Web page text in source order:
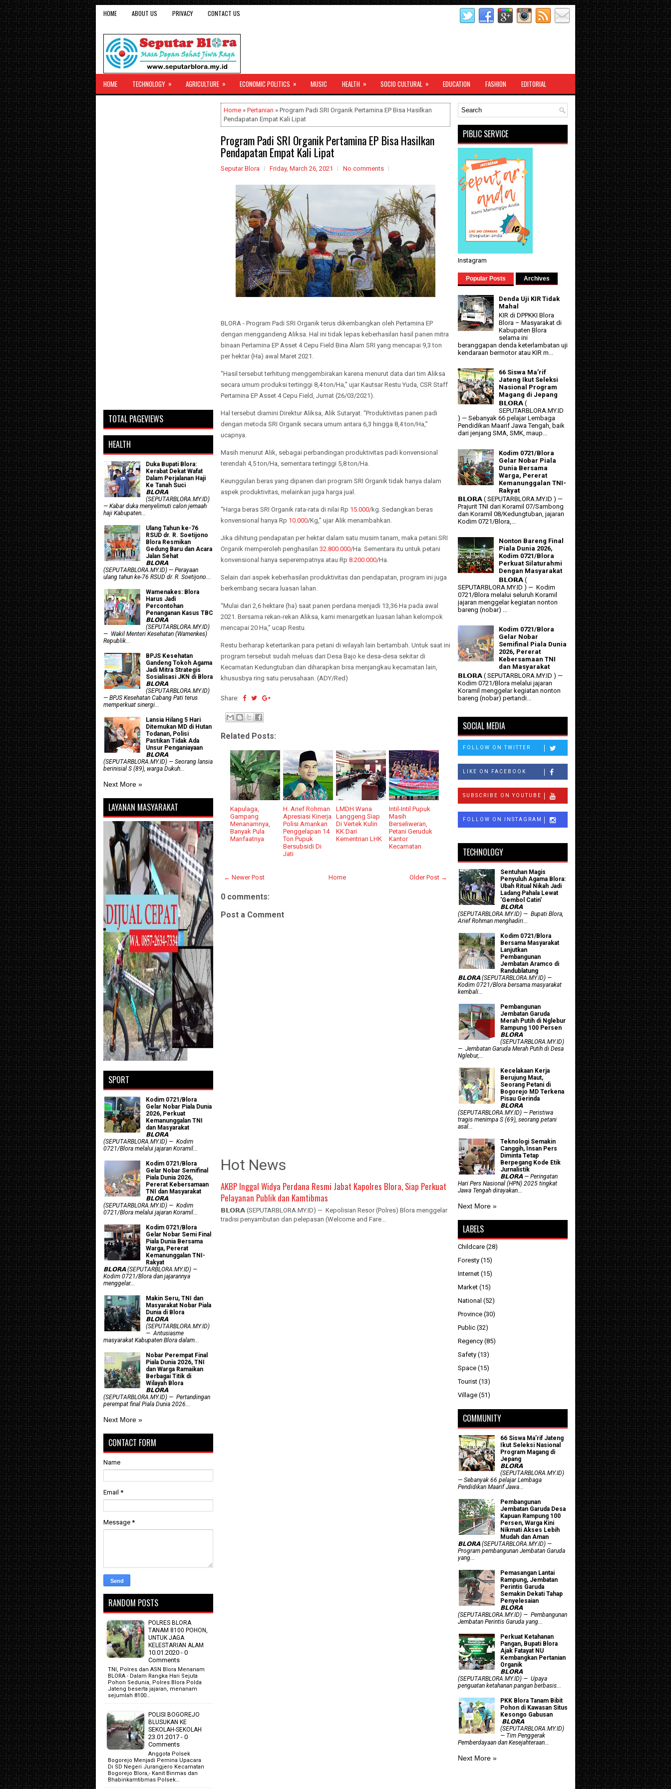
HOME ABOUT US PRIVACY CONTACT US
HOME TECHNOLOGY » AGRICULTURE » ECONOMIC POLITICS » MUSIC HEALTH » SOCIO CULTURAL » EDUCATION FASHION EDITORIAL
Home » Pertanian » Program Padi SRI Organik Pertamina EP Bisa Hasilkan
Pendapatan Empat Kali Lipat
Program Padi SRI Organik Pertamina EP Bisa Hasilkan
Pendapatan Empat Kali Lipat
Seputar Blora Friday, March 26, 2021 No comments
BLORA - Program Padi SRI Organik terus dikembangkan oleh Pertamina EP
dengan menggandeng Aliksa. Hal ini tidak lepas keberhasilan hasil panen mitra
binaan Pertamina EP Asset 4 Cepu Field Bina Alam SRI yang mencapai 9,3 ton
per hektar (Ha) awal Maret 2021.
“Hasil tersebut terhitung menggembirakan karena menurut data dari tim Aliksa
secara umum produksi tertinggi 8,4 ton/Ha,” ujar Kautsar Restu Yuda, CSR Staff
Pertamina EP Asset 4 Cepu Field, Jumat (26/03/2021).
Hal tersebut diamini Direktur Aliksa, Alik Sutaryat. “Produktivitas panen padi
dengan metoda SRI Organik secara umum antara 6,3 hingga 8,4 ton/Ha,”
ucapnya.
Masih menurut Alik, sebagai perbandingan produktivitas padi konvensional
terendah 4,5 ton/Ha, sementara tertinggi 5,8 ton/Ha.
Keunggulan beras yang dipanen dari program SRI Organik tidak hanya dalam
aspek produktivitas, melainkan juga harga jual.
“Harga beras SRI Organik rata-rata di nilai Rp 15.000/kg. Sedangkan beras
konvensional hanya Rp 10.000/Kg,” ujar Alik menambahkan.
Jika dihitung pendapatan per hektar dalam satu musim tanam, maka petani SRI
Organik memperoleh penghasilan 32.800.000/Ha. Sementara itu untuk petani
konvensional hanya seperempatnya atau Rp 8.200.000/Ha.
Selain dari aspek keberhasilan produktivitas dan pendapatan, program ini juga
berkembang secara luasan lahan.
“Mulai dari 2,6 hektare (ha) saat panen perdana menjadi 13,36 Ha pada awal
2021. Bersama rekan-rekan Aliksa, kami menargetkan luasan lahan kelompok
mencapai 20 Ha,” ucap Restu.
Restu berharap ketertarikan para petani di wilayah lain bertambah. Untuk saat ini
program tersebut sudah meluas dari Desa Bajo ke desa-desa sekitar di
Kecamatan Kedungtuban dan diharapkan bisa menjangkau kecamatan lain,
khususbya ring satu perusahaan. (ADY/Red)
Share:
Related Posts:
Kapulaga,
Gampang
Menanamnya,
Banyak Pula
Manfaatnya
H. Arief Rohman
Apresiasi Kinerja
Polisi Amankan
Penggelapan 14
Ton Pupuk
Bersubsidi Di
Jati
LMDH Wana
Langgeng Siap
Di Vertek Kulin
KK Dari
Kementrian LHK
Intil-Intil Pupuk
Masih
Berseliweran,
Petani Geruduk
Kantor
Kecamatan
← Newer Post Older Post →
Home
0 comments:
Post a Comment
Hot News
AKBP Inggal Widya Perdana Resmi Jabat Kapolres Blora, Siap Perkuat
Pelayanan Publik dan Kamtibmas
𝗕𝗟𝗢𝗥𝗔 (SEPUTARBLORA.MY.ID) — Kepolisian Resor (Polres) Blora menggelar
tradisi penyambutan dan pelepasan (Welcome and Fare...
TOTAL PAGEVIEWS
HEALTH
Duka Bupati Blora:
Kerabat Dekat Wafat
Dalam Perjalanan Haji
Ke Tanah Suci
𝗕𝗟𝗢𝗥𝗔
(SEPUTARBLORA.MY.ID)
— Kabar duka menyelimuti calon jemaah
haji Kabupaten...
Ulang Tahun ke-76
RSUD dr. R. Soetijono
Blora Resmikan
Gedung Baru dan Acara
Jalan Sehat
𝗕𝗟𝗢𝗥𝗔
(SEPUTARBLORA.MY.ID) — Perayaan
ulang tahun ke-76 RSUD dr. R. Soetijono...
Wamenakes: Blora
Harus Jadi
Percontohan
Penanganan Kasus TBC
𝗕𝗟𝗢𝗥𝗔
(SEPUTARBLORA.MY.ID)
— Wakil Menteri Kesehatan (Wamenkes)
Republik...
BPJS Kesehatan
Gandeng Tokoh Agama
Jadi Mitra Strategis
Sosialisasi JKN di Blora
𝗕𝗟𝗢𝗥𝗔
(SEPUTARBLORA.MY.ID)
— BPJS Kesehatan Cabang Pati terus
memperkuat sinergi...
Lansia Hilang 5 Hari
Ditemukan MD di Hutan
Todanan, Polisi
Pastikan Tidak Ada
Unsur Penganiayaan
𝗕𝗟𝗢𝗥𝗔
(SEPUTARBLORA.MY.ID) — Seorang lansia
berinisial S (89), warga Dukuh...
Next More »
LAYANAN MASYARAKAT
SPORT
Kodim 0721/Blora
Gelar Nobar Piala Dunia
2026, Perkuat
Kemanunggalan TNI
dan Masyarakat
𝗕𝗟𝗢𝗥𝗔
(SEPUTARBLORA.MY.ID) — Kodim
0721/Blora melalui jajaran Koramil...
Kodim 0721/Blora
Gelar Nobar Semifinal
Piala Dunia 2026,
Pererat Kebersamaan
TNI dan Masyarakat
𝗕𝗟𝗢𝗥𝗔
(SEPUTARBLORA.MY.ID) — Kodim
0721/Blora melalui jajaran Koramil...
Kodim 0721/Blora
Gelar Nobar Semi Final
Piala Dunia Bersama
Warga, Pererat
Kemanunggalan TNI-
Rakyat
𝗕𝗟𝗢𝗥𝗔 (SEPUTARBLORA.MY.ID) —
Kodim 0721/Blora dan jajarannya
menggelar...
Makin Seru, TNI dan
Masyarakat Nobar Piala
Dunia di Blora
𝗕𝗟𝗢𝗥𝗔
(SEPUTARBLORA.MY.ID)
— Antusiasme
masyarakat Kabupaten Blora dalam...
Nobar Perempat Final
Piala Dunia 2026, TNI
dan Warga Ramaikan
Berbagai Titik di
Wilayah Blora
𝗕𝗟𝗢𝗥𝗔
(SEPUTARBLORA.MY.ID) — Pertandingan
perempat final Piala Dunia 2026...
Next More »
CONTACT FORM
Name
Email *
Message *
RANDOM POSTS
POLRES BLORA
TANAM 8100 POHON,
UNTUK JAGA
KELESTARIAN ALAM
10.01.2020 - 0
Comments
TNI, Polres dan ASN Blora Menanam
BLORA - Dalam Rangka Hari Sejuta
Pohon Sedunia, Polres Blora Polda
Jateng beserta jajaran, menanam
sejumlah 8100…
POLISI BOGOREJO
BLUSUKAN KE
SEKOLAH-SEKOLAH
23.01.2017 - 0
Comments
Anggota Polsek
Bogorejo Menjadi Pemina Upacara
Di SD Negeri Jurangjero Kecamatan
Bogorejo Blora,- Kanit Binmas dan
Bhabinkamtibmas Polsek…
PIBLIC SERVICE
Instagram
Popular Posts Archives
Denda Uji KIR Tidak
Mahal
KIR di DPPKKI Blora
Blora – Masyarakat di
Kabupaten Blora
selama ini
beranggapan denda keterlambatan uji
kendaraan bermotor atau KIR m...
66 Siswa Ma’rif
Jateng Ikut Seleksi
Nasional Program
Magang di Jepang
𝗕𝗟𝗢𝗥𝗔 (
SEPUTARBLORA.MY.ID
) — Sebanyak 66 pelajar Lembaga
Pendidikan Maarif Jawa Tengah, baik
dari jenjang SMA, SMK, maup...
Kodim 0721/Blora
Gelar Nobar Piala
Dunia Bersama
Warga, Pererat
Kemanunggalan TNI-
Rakyat
𝗕𝗟𝗢𝗥𝗔 ( SEPUTARBLORA.MY.ID ) —
Prajurit TNI dari Koramil 07/Sambong
dan Koramil 08/Kedungtuban, jajaran
Kodim 0721/Blora,...
Nonton Bareng Final
Piala Dunia 2026,
Kodim 0721/Blora
Perkuat Silaturahmi
Dengan Masyarakat
𝗕𝗟𝗢𝗥𝗔 (
SEPUTARBLORA.MY.ID ) — Kodim
0721/Blora melalui seluruh Koramil
jajaran menggelar kegiatan nonton
bareng (nobar) ...
Kodim 0721/Blora
Gelar Nobar
Semifinal Piala Dunia
2026, Pererat
Kebersamaan TNI
dan Masyarakat
𝗕𝗟𝗢𝗥𝗔 ( SEPUTARBLORA.MY.ID ) —
Kodim 0721/Blora melalui jajaran
Koramil menggelar kegiatan nonton
bareng (nobar) pertandi...
SOCIAL MEDIA
FOLLOW ON TWITTER
LIKE ON FACEBOOK
SUBSCRIBE ON YOUTUBE
FOLLOW ON INSTAGRAM
TECHNOLOGY
Sentuhan Magis
Penyuluh Agama Blora:
Ubah Ritual Nikah Jadi
Ladang Pahala Lewat
'Gembol Catin'
𝗕𝗟𝗢𝗥𝗔
(SEPUTARBLORA.MY.ID) — Bupati Blora,
Arief Rohman menghadiri...
Kodim 0721/Blora
Bersama Masyarakat
Lanjutkan
Pembangunan
Jembatan Aramco di
Randublatung
𝗕𝗟𝗢𝗥𝗔 (SEPUTARBLORA.MY.ID) —
Kodim 0721/Blora bersama masyarakat
kembali...
Pembangunan
Jembatan Garuda
Merah Putih di Nglebur
Rampung 100 Persen
𝗕𝗟𝗢𝗥𝗔
(SEPUTARBLORA.MY.ID)
— Jembatan Garuda Merah Putih di Desa
Nglebur,...
Kecelakaan Kerja
Berujung Maut,
Seorang Petani di
Bogorejo MD Terkena
Pisau Gerinda
𝗕𝗟𝗢𝗥𝗔
(SEPUTARBLORA.MY.ID) — Peristiwa
tragis menimpa S (69), seorang petani
asal...
Teknologi Semakin
Canggih, Insan Pers
Diminta Tetap
Berpegang Kode Etik
Jurnalistik
𝗕𝗟𝗢𝗥𝗔 — Peringatan
Hari Pers Nasional (HPN) 2025 tingkat
Jawa Tengah dirayakan...
Next More »
LABELS
Childcare (28)
Foresty (15)
Internet (15)
Market (15)
National (52)
Province (30)
Public (32)
Regency (85)
Safety (13)
Space (15)
Tourist (13)
Village (51)
COMMUNITY
66 Siswa Ma’rif Jateng
Ikut Seleksi Nasional
Program Magang di
Jepang
𝗕𝗟𝗢𝗥𝗔
(SEPUTARBLORA.MY.ID)
— Sebanyak 66 pelajar Lembaga
Pendidikan Maarif Jawa...
Pembangunan
Jembatan Garuda Desa
Kapuan Rampung 100
Persen, Warga Kini
Nikmati Akses Lebih
Mudah dan Aman
𝗕𝗟𝗢𝗥𝗔 (SEPUTARBLORA.MY.ID) —
Program pembangunan Jembatan Garuda
yang...
Pemasangan Lantai
Rampung, Jembatan
Perintis Garuda
Semakin Dekati Tahap
Penyelesaian
𝗕𝗟𝗢𝗥𝗔
(SEPUTARBLORA.MY.ID) — Pembangunan
Jembatan Perintis Garuda yang...
​Perkuat Ketahanan
Pangan, Bupati Blora
Ajak Fatayat NU
Kembangkan Pertanian
Organik
𝗕𝗟𝗢𝗥𝗔
(SEPUTARBLORA.MY.ID) — Upaya
penguatan ketahanan pangan berbasis...
PKK Blora Tanam Bibit
Pohon di Kawasan Situs
Kesongo Gabusan
‎ 𝗕𝗟𝗢𝗥𝗔
(SEPUTARBLORA.MY.ID)
— Tim Penggerak
Pemberdayaan dan Kesejahteraan...
Next More »